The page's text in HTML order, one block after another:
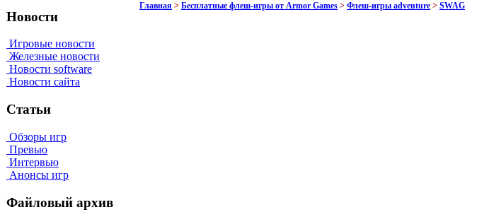
Новости
Игровые новости
Железные новости
Новости software
Новости сайта
Статьи
Обзоры игр
Превью
Интервью
Анонсы игр
Файловый архив
Главная > Бесплатные флеш-игры от Armor Games > Флеш-игры adventure > SWAG